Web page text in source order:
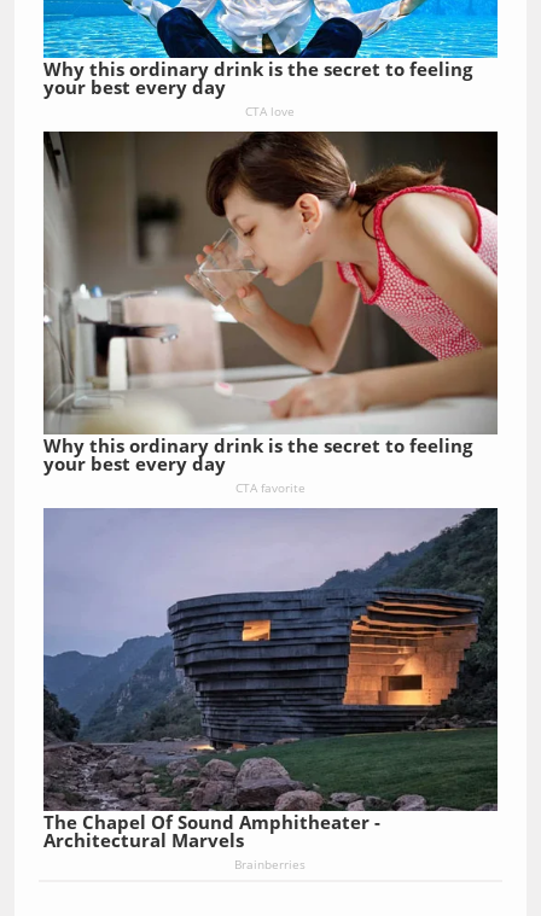
Why this ordinary drink is the secret to feeling
your best every day
CTA love
Why this ordinary drink is the secret to feeling
your best every day
CTA favorite
The Chapel Of Sound Amphitheater -
Architectural Marvels
Brainberries